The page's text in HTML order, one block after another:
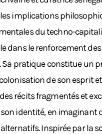
implications
du techno-
dans le renforcement
Sa pratique constitue un
de son esprit
récits fragmentés et
son identité, en imaginant
Inspirée par la